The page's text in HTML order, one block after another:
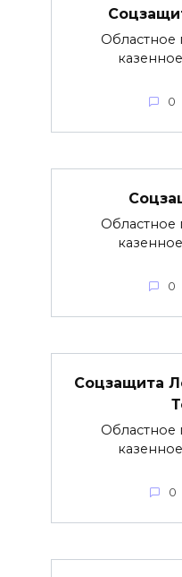
Областное
0
Областное
0
Соцзащита
Областное
0